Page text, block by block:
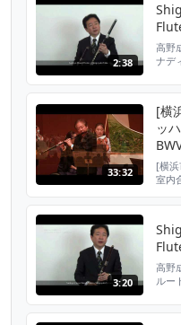
2:38
高野
ナデ
楽器
ィラ
（東
33:32
[横
ッ
回
[横
室内
有馬
愛
木村
3:20
高野
ルー